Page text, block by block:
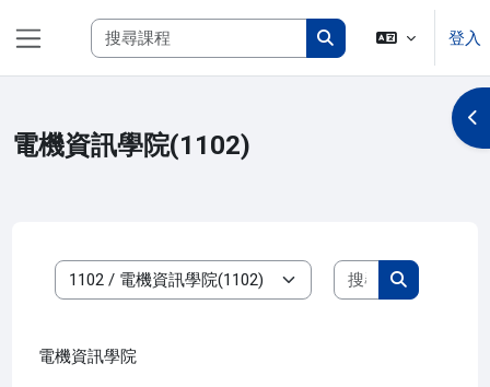
搜尋課程
搜尋課程
登入
電機資訊學院(1102)
開
課程類別
搜尋課程
搜尋課程
電機資訊學院